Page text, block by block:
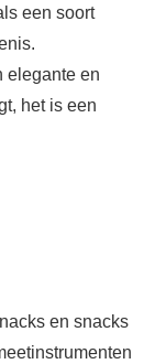
een soort
elegante en
het is een
en snacks